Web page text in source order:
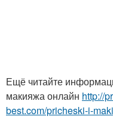
Ещё читайте
макияжа онлайн http://
best.com/pricheski-i-